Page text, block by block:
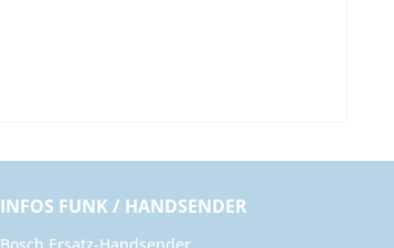
INFOS FUNK / HANDSENDER